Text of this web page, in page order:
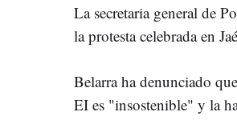
La secretaria general de
la protesta celebrada en
Belarra ha denunciado
EI es "insostenible" y la